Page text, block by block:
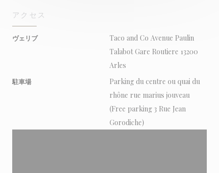
アクセス
ヴェリブ
Taco and Co Avenue Paulin
Talabot Gare Routiere 13200
Arles
駐車場
Parking du centre ou quai du
rhône rue marius jouveau
(Free parking 3 Rue Jean
Gorodiche)